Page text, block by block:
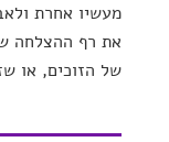
מעשיו אחרת
את רף ההצלחה
של הזוכים, או